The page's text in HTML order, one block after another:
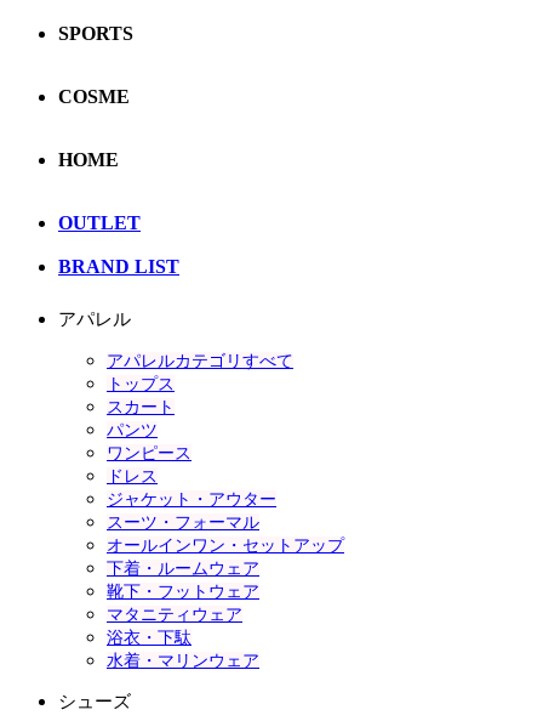
SPORTS
COSME
HOME
OUTLET
BRAND LIST
アパレル
アパレルカテゴリすべて
トップス
スカート
パンツ
ワンピース
ドレス
ジャケット・アウター
スーツ・フォーマル
オールインワン・セットアップ
下着・ルームウェア
靴下・フットウェア
マタニティウェア
浴衣・下駄
水着・マリンウェア
シューズ